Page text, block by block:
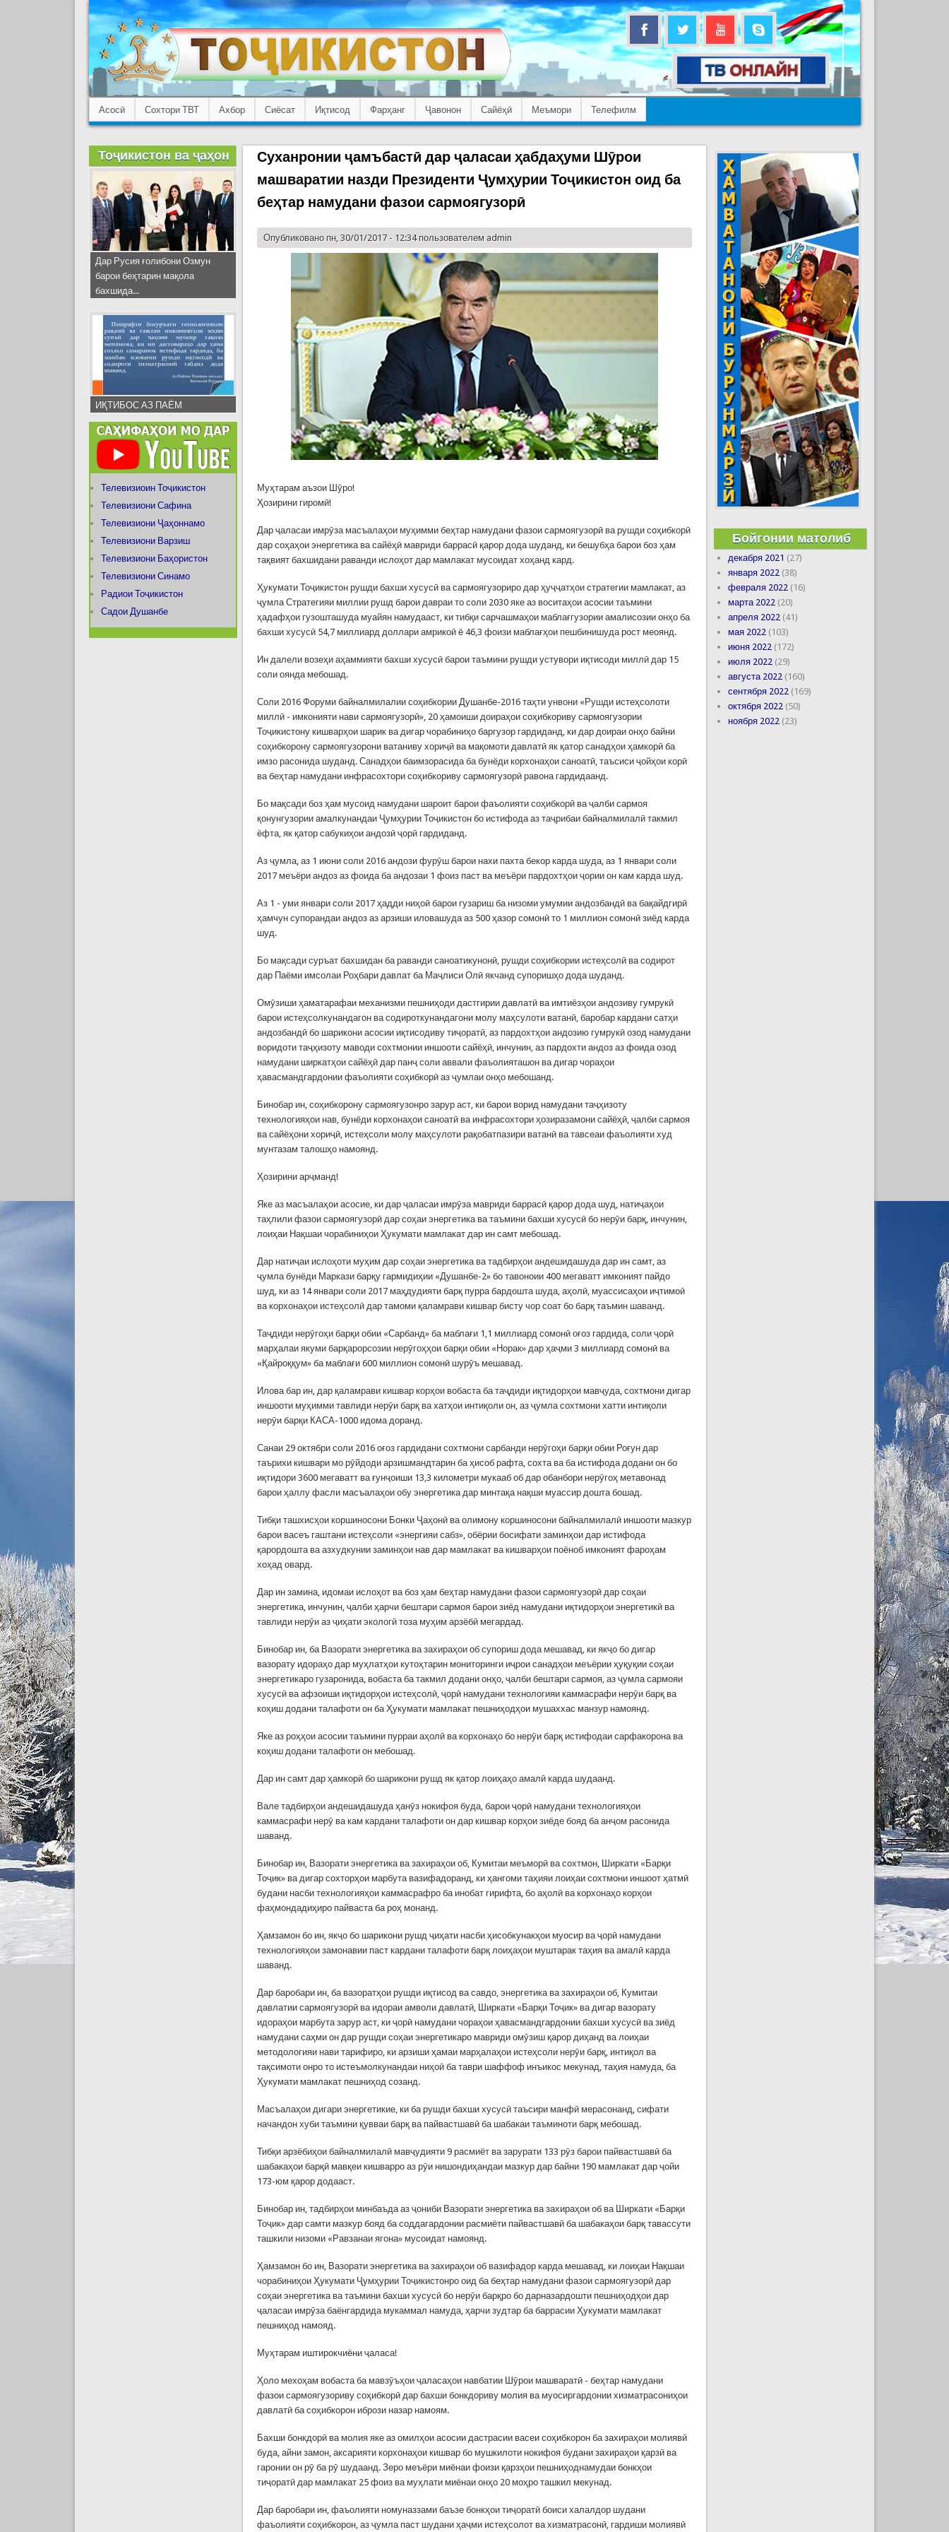
Асосӣ Сохтори ТВТ Ахбор Сиёсат Иқтисод Фарҳанг Ҷавонон Сайёҳӣ Меъмори Телефилм
Суханронии ҷамъбастӣ дар ҷаласаи ҳабдаҳуми Шӯрои
машваратии назди Президенти Ҷумҳурии Тоҷикистон оид ба
беҳтар намудани фазои сармоягузорӣ
Опубликовано пн, 30/01/2017 - 12:34 пользователем admin
Муҳтарам аъзои Шӯро!
Ҳозирини гиромӣ!
Дар ҷаласаи имрӯза масъалаҳои муҳимми беҳтар намудани фазои сармоягузорӣ ва рушди соҳибкорӣ
дар соҳаҳои энергетика ва сайёҳӣ мавриди баррасӣ қарор дода шуданд, ки бешубҳа барои боз ҳам
тақвият бахшидани раванди ислоҳот дар мамлакат мусоидат хоҳанд кард.
Ҳукумати Тоҷикистон рушди бахши хусусӣ ва сармоягузориро дар ҳуҷҷатҳои стратегии мамлакат, аз
ҷумла Стратегияи миллии рушд барои давраи то соли 2030 яке аз воситаҳои асосии таъмини
ҳадафҳои гузошташуда муайян намудааст, ки тибқи сарчашмаҳои маблағгузории амалисозии онҳо ба
бахши хусусӣ 54,7 миллиард доллари амрикоӣ ё 46,3 фоизи маблағҳои пешбинишуда рост меоянд.
Ин далели возеҳи аҳаммияти бахши хусусӣ барои таъмини рушди устувори иқтисоди миллӣ дар 15
соли оянда мебошад.
Соли 2016 Форуми байналмилалии соҳибкории Душанбе-2016 таҳти унвони «Рушди истеҳсолоти
миллӣ - имконияти нави сармоягузорӣ», 20 ҳамоиши доираҳои соҳибкориву сармоягузории
Тоҷикистону кишварҳои шарик ва дигар чорабиниҳо баргузор гардиданд, ки дар доираи онҳо байни
соҳибкорону сармоягузорони ватаниву хориҷӣ ва мақомоти давлатӣ як қатор санадҳои ҳамкорӣ ба
имзо расонида шуданд. Санадҳои баимзорасида ба бунёди корхонаҳои саноатӣ, таъсиси ҷойҳои корӣ
ва беҳтар намудани инфрасохтори соҳибкориву сармоягузорӣ равона гардидаанд.
Бо мақсади боз ҳам мусоид намудани шароит барои фаъолияти соҳибкорӣ ва ҷалби сармоя
қонунгузории амалкунандаи Ҷумҳурии Тоҷикистон бо истифода аз таҷрибаи байналмилалӣ такмил
ёфта, як қатор сабукиҳои андозӣ ҷорӣ гардиданд.
Аз ҷумла, аз 1 июни соли 2016 андози фурӯш барои нахи пахта бекор карда шуда, аз 1 январи соли
2017 меъёри андоз аз фоида ба андозаи 1 фоиз паст ва меъёри пардохтҳои ҷории он кам карда шуд.
Аз 1 - уми январи соли 2017 ҳадди ниҳоӣ барои гузариш ба низоми умумии андозбандӣ ва бақайдгирӣ
ҳамчун супорандаи андоз аз арзиши иловашуда аз 500 ҳазор сомонӣ то 1 миллион сомонӣ зиёд карда
шуд.
Бо мақсади суръат бахшидан ба раванди саноатикунонӣ, рушди соҳибкории истеҳсолӣ ва содирот
дар Паёми имсолаи Роҳбари давлат ба Маҷлиси Олӣ якчанд супоришҳо дода шуданд.
Омӯзиши ҳаматарафаи механизми пешниҳоди дастгирии давлатӣ ва имтиёзҳои андозиву гумрукӣ
барои истеҳсолкунандагон ва содироткунандагони молу маҳсулоти ватанӣ, баробар кардани сатҳи
андозбандӣ бо шарикони асосии иқтисодиву тиҷоратӣ, аз пардохтҳои андозию гумрукӣ озод намудани
воридоти таҷҳизоту маводи сохтмонии иншооти сайёҳӣ, инчунин, аз пардохти андоз аз фоида озод
намудани ширкатҳои сайёҳӣ дар панҷ соли аввали фаъолияташон ва дигар чораҳои
ҳавасмандгардонии фаъолияти соҳибкорӣ аз ҷумлаи онҳо мебошанд.
Бинобар ин, соҳибкорону сармоягузонро зарур аст, ки барои ворид намудани таҷҳизоту
технологияҳои нав, бунёди корхонаҳои саноатӣ ва инфрасохтори ҳозиразамони сайёҳӣ, ҷалби сармоя
ва сайёҳони хориҷӣ, истеҳсоли молу маҳсулоти рақобатпазири ватанӣ ва тавсеаи фаъолияти худ
мунтазам талошҳо намоянд.
Ҳозирини арҷманд!
Яке аз масъалаҳои асосие, ки дар ҷаласаи имрӯза мавриди баррасӣ қарор дода шуд, натиҷаҳои
таҳлили фазои сармоягузорӣ дар соҳаи энергетика ва таъмини бахши хусусӣ бо нерӯи барқ, инчунин,
лоиҳаи Нақшаи чорабиниҳои Ҳукумати мамлакат дар ин самт мебошад.
Дар натиҷаи ислоҳоти муҳим дар соҳаи энергетика ва тадбирҳои андешидашуда дар ин самт, аз
ҷумла бунёди Маркази барқу гармидиҳии «Душанбе-2» бо тавоноии 400 мегаватт имконият пайдо
шуд, ки аз 14 январи соли 2017 маҳдудияти барқ пурра бардошта шуда, аҳолӣ, муассисаҳои иҷтимоӣ
ва корхонаҳои истеҳсолӣ дар тамоми қаламрави кишвар бисту чор соат бо барқ таъмин шаванд.
Таҷдиди нерӯгоҳи барқи обии «Сарбанд» ба маблағи 1,1 миллиард сомонӣ оғоз гардида, соли ҷорӣ
марҳалаи якуми барқарорсозии нерӯгоҳҳои барқи обии «Норак» дар ҳаҷми 3 миллиард сомонӣ ва
«Қайроққум» ба маблағи 600 миллион сомонӣ шурӯъ мешавад.
Илова бар ин, дар қаламрави кишвар корҳои вобаста ба таҷдиди иқтидорҳои мавҷуда, сохтмони дигар
иншооти муҳимми тавлиди нерӯи барқ ва хатҳои интиқоли он, аз ҷумла сохтмони хатти интиқоли
нерӯи барқи КАСА-1000 идома доранд.
Санаи 29 октябри соли 2016 оғоз гардидани сохтмони сарбанди нерӯгоҳи барқи обии Роғун дар
таърихи кишвари мо рӯйдоди арзишмандтарин ба ҳисоб рафта, сохта ва ба истифода додани он бо
иқтидори 3600 мегаватт ва ғунҷоиши 13,3 километри мукааб об дар обанбори нерӯгоҳ метавонад
барои ҳаллу фасли масъалаҳои обу энергетика дар минтақа нақши муассир дошта бошад.
Тибқи ташхисҳои коршиносони Бонки Ҷаҳонӣ ва олимону коршиносони байналмилалӣ иншооти мазкур
барои васеъ гаштани истеҳсоли «энергияи сабз», обёрии босифати заминҳои дар истифода
қарордошта ва азхудкунии заминҳои нав дар мамлакат ва кишварҳои поёноб имконият фароҳам
хоҳад овард.
Дар ин замина, идомаи ислоҳот ва боз ҳам беҳтар намудани фазои сармоягузорӣ дар соҳаи
энергетика, инчунин, ҷалби ҳарчи бештари сармоя барои зиёд намудани иқтидорҳои энергетикӣ ва
тавлиди нерӯи аз ҷиҳати экологӣ тоза муҳим арзёбӣ мегардад.
Бинобар ин, ба Вазорати энергетика ва захираҳои об супориш дода мешавад, ки якҷо бо дигар
вазорату идораҳо дар муҳлатҳои кутоҳтарин мониторинги иҷрои санадҳои меъёрии ҳуқуқии соҳаи
энергетикаро гузаронида, вобаста ба такмил додани онҳо, ҷалби бештари сармоя, аз ҷумла сармояи
хусусӣ ва афзоиши иқтидорҳои истеҳсолӣ, ҷорӣ намудани технологияи каммасрафи нерӯи барқ ва
коҳиш додани талафоти он ба Ҳукумати мамлакат пешниҳодҳои мушаххас манзур намоянд.
Яке аз роҳҳои асосии таъмини пурраи аҳолӣ ва корхонаҳо бо нерӯи барқ истифодаи сарфакорона ва
коҳиш додани талафоти он мебошад.
Дар ин самт дар ҳамкорӣ бо шарикони рушд як қатор лоиҳаҳо амалӣ карда шудаанд.
Вале тадбирҳои андешидашуда ҳанӯз нокифоя буда, барои ҷорӣ намудани технологияҳои
каммасрафи нерӯ ва кам кардани талафоти он дар кишвар корҳои зиёде бояд ба анҷом расонида
шаванд.
Бинобар ин, Вазорати энергетика ва захираҳои об, Кумитаи меъморӣ ва сохтмон, Ширкати «Барқи
Тоҷик» ва дигар сохторҳои марбута вазифадоранд, ки ҳангоми таҳияи лоиҳаи сохтмони иншоот ҳатмӣ
будани насби технологияҳои каммасрафро ба инобат гирифта, бо аҳолӣ ва корхонаҳо корҳои
фаҳмондадиҳиро пайваста ба роҳ монанд.
Ҳамзамон бо ин, якҷо бо шарикони рушд ҷиҳати насби ҳисобкунакҳои муосир ва ҷорӣ намудани
технологияҳои замонавии паст кардани талафоти барқ лоиҳаҳои муштарак таҳия ва амалӣ карда
шаванд.
Дар баробари ин, ба вазоратҳои рушди иқтисод ва савдо, энергетика ва захираҳои об, Кумитаи
давлатии сармоягузорӣ ва идораи амволи давлатӣ, Ширкати «Барқи Тоҷик» ва дигар вазорату
идораҳои марбута зарур аст, ки ҷорӣ намудани чораҳои ҳавасмандгардонии бахши хусусӣ ва зиёд
намудани саҳми он дар рушди соҳаи энергетикаро мавриди омӯзиш қарор диҳанд ва лоиҳаи
методологияи нави тарифиро, ки арзиши ҳамаи марҳалаҳои истеҳсоли нерӯи барқ, интиқол ва
тақсимоти онро то истеъмолкунандаи ниҳоӣ ба таври шаффоф инъикос мекунад, таҳия намуда, ба
Ҳукумати мамлакат пешниҳод созанд.
Масъалаҳои дигари энергетикие, ки ба рушди бахши хусусӣ таъсири манфӣ мерасонанд, сифати
начандон хуби таъмини қувваи барқ ва пайвастшавӣ ба шабакаи таъминоти барқ мебошад.
Тибқи арзёбиҳои байналмилалӣ мавҷудияти 9 расмиёт ва зарурати 133 рӯз барои пайвастшавӣ ба
шабакаҳои барқӣ мавқеи кишварро аз рӯи нишондиҳандаи мазкур дар байни 190 мамлакат дар ҷойи
173-юм қарор додааст.
Бинобар ин, тадбирҳои минбаъда аз ҷониби Вазорати энергетика ва захираҳои об ва Ширкати «Барқи
Тоҷик» дар самти мазкур бояд ба соддагардонии расмиёти пайвастшавӣ ба шабакаҳои барқ тавассути
ташкили низоми «Равзанаи ягона» мусоидат намоянд.
Ҳамзамон бо ин, Вазорати энергетика ва захираҳои об вазифадор карда мешавад, ки лоиҳаи Нақшаи
чорабиниҳои Ҳукумати Ҷумҳурии Тоҷикистонро оид ба беҳтар намудани фазои сармоягузорӣ дар
соҳаи энергетика ва таъмини бахши хусусӣ бо нерӯи барқро бо дарназардошти пешниҳодҳои дар
ҷаласаи имрӯза баёнгардида мукаммал намуда, ҳарчи зудтар ба баррасии Ҳукумати мамлакат
пешниҳод намояд.
Муҳтарам иштирокчиёни ҷаласа!
Ҳоло мехоҳам вобаста ба мавзӯъҳои ҷаласаҳои навбатии Шӯрои машваратӣ - беҳтар намудани
фазои сармоягузориву соҳибкорӣ дар бахши бонкдориву молия ва муосиргардонии хизматрасониҳои
давлатӣ ба соҳибкорон ибрози назар намоям.
Бахши бонкдорӣ ва молия яке аз омилҳои асосии дастрасии васеи соҳибкорон ба захираҳои молиявӣ
буда, айни замон, аксарияти корхонаҳои кишвар бо мушкилоти нокифоя будани захираҳои қарзӣ ва
гаронии он рӯ ба рӯ шудаанд. Зеро меъёри миёнаи фоизи қарзҳои пешниҳоднамудаи бонкҳои
тиҷоратӣ дар мамлакат 25 фоиз ва муҳлати миёнаи онҳо 20 моҳро ташкил мекунад.
Дар баробари ин, фаъолияти номуназзами баъзе бонкҳои тиҷоратӣ боиси халалдор шудани
фаъолияти соҳибкорон, аз ҷумла паст шудани ҳаҷми истеҳсолот ва хизматрасонӣ, гардиши молиявӣ
Тоҷикистон ва ҷаҳон
Дар Русия ғолибони Озмун
барои беҳтарин мақола
бахшида...
ИҚТИБОС АЗ ПАЁМ
Телевизиоин Тоҷикистон
Телевизиони Сафина
Телевизиони Ҷаҳоннамо
Телевизиони Варзиш
Телевизиони Баҳористон
Телевизиони Синамо
Радиои Тоҷикистон
Садои Душанбе
Бойгонии матолиб
декабря 2021 (27)
января 2022 (38)
февраля 2022 (16)
марта 2022 (20)
апреля 2022 (41)
мая 2022 (103)
июня 2022 (172)
июля 2022 (29)
августа 2022 (160)
сентября 2022 (169)
октября 2022 (50)
ноября 2022 (23)